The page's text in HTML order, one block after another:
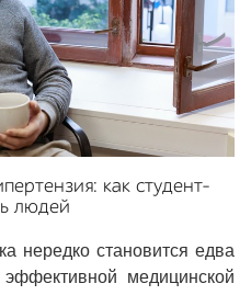
как студент-
людей
нередко становится едва
медицинской